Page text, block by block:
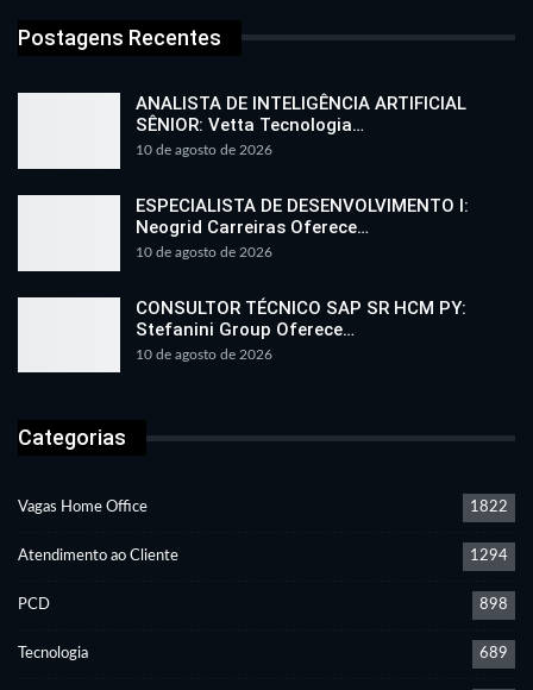
Postagens Recentes
ANALISTA DE INTELIGÊNCIA ARTIFICIAL
SÊNIOR: Vetta Tecnologia…
10 de agosto de 2026
ESPECIALISTA DE DESENVOLVIMENTO I:
Neogrid Carreiras Oferece…
10 de agosto de 2026
CONSULTOR TÉCNICO SAP SR HCM PY:
Stefanini Group Oferece…
10 de agosto de 2026
Categorias
Vagas Home Office 1822
Atendimento ao Cliente 1294
PCD 898
Tecnologia 689